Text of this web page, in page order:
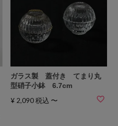
ガラス製 蓋付き てまり丸
型硝子小鉢 6.7cm
¥ 2,090税込 〜